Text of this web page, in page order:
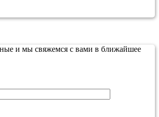
и мы свяжемся с вами в ближайшее